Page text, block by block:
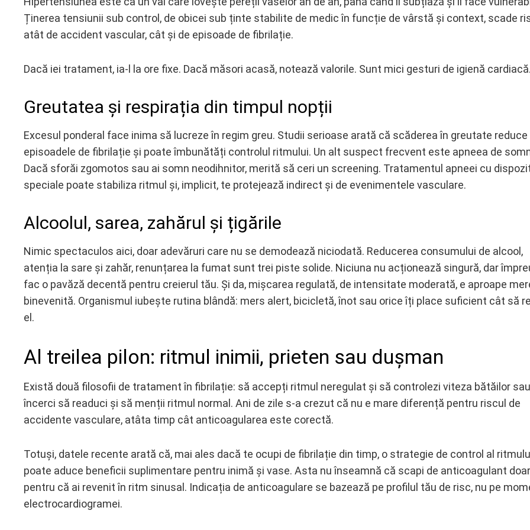
Ținerea tensiunii sub control, de obicei sub ținte stabilite de medic în funcție de vârstă și context, scade
atât de accident vascular, cât și de episoade de fibrilație.
Dacă iei tratament, ia-l la ore fixe. Dacă măsori acasă, notează valorile. Sunt mici gesturi de igienă cardiacă.
Greutatea și respirația din timpul nopții
Excesul ponderal face inima să lucreze în regim greu. Studii serioase arată că scăderea în greutate reduce
episoadele de fibrilație și poate îmbunătăți controlul ritmului. Un alt suspect frecvent este apneea de
Dacă sforăi zgomotos sau ai somn neodihnitor, merită să ceri un screening. Tratamentul apneei cu
speciale poate stabiliza ritmul și, implicit, te protejează indirect și de evenimentele vasculare.
Alcoolul, sarea, zahărul și țigările
Nimic spectaculos aici, doar adevăruri care nu se demodează niciodată. Reducerea consumului de alcool,
atenția la sare și zahăr, renunțarea la fumat sunt trei piste solide. Niciuna nu acționează singură, dar
fac o pavăză decentă pentru creierul tău. Și da, mișcarea regulată, de intensitate moderată, e aproape
binevenită. Organismul iubește rutina blândă: mers alert, bicicletă, înot sau orice îți place suficient cât să
el.
Al treilea pilon: ritmul inimii, prieten sau dușman
Există două filosofii de tratament în fibrilație: să accepți ritmul neregulat și să controlezi viteza bătăilor
încerci să readuci și să menții ritmul normal. Ani de zile s-a crezut că nu e mare diferență pentru riscul de
accidente vasculare, atâta timp cât anticoagularea este corectă.
Totuși, datele recente arată că, mai ales dacă te ocupi de fibrilație din timp, o strategie de control al
poate aduce beneficii suplimentare pentru inimă și vase. Asta nu înseamnă că scapi de anticoagulant doar
pentru că ai revenit în ritm sinusal. Indicația de anticoagulare se bazează pe profilul tău de risc, nu pe
electrocardiogramei.